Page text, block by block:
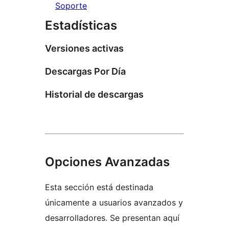
Soporte
Estadísticas
Versiones activas
Descargas Por Día
Historial de descargas
Opciones Avanzadas
Esta sección está destinada
únicamente a usuarios avanzados y
desarrolladores. Se presentan aquí